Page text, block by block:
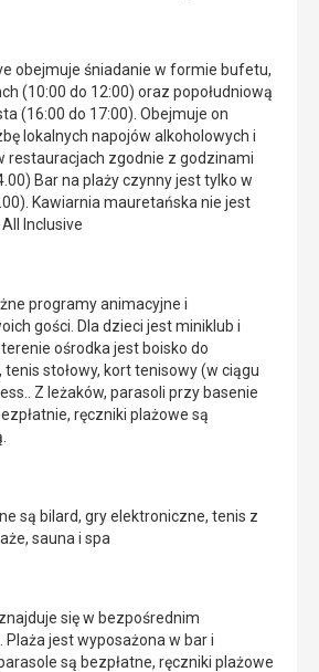
obejmuje śniadanie w formie bufetu,
(10:00 do 12:00) oraz popołudniową
(16:00 do 17:00). Obejmuje on
lokalnych napojów alkoholowych i
restauracjach zgodnie z godzinami
Bar na plaży czynny jest tylko w
Kawiarnia mauretańska nie jest
Inclusive
programy animacyjne i
gości. Dla dzieci jest miniklub i
ośrodka jest boisko do
stołowy, kort tenisowy (w ciągu
Z leżaków, parasoli przy basenie
ręczniki plażowe są
są bilard, gry elektroniczne, tenis z
sauna i spa
się w bezpośrednim
jest wyposażona w bar i
są bezpłatne, ręczniki plażowe